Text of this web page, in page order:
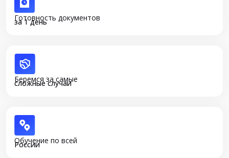
Готовность документов
за 1 день
Беремся за самые
сложные случаи
Обучение по всей
России